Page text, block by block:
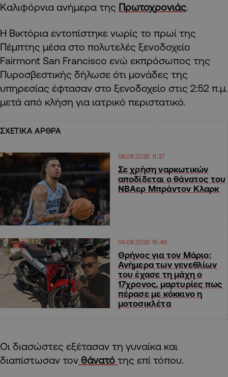
Καλιφόρνια ανήμερα της Πρωτοχρονιάς
Η Βικτόρια εντοπίστηκε νωρίς το πρωί της
Πέμπτης μέσα στο πολυτελές ξενοδοχείο
Fairmont San Francisco ενώ εκπρόσωπος της
Πυροσβεστικής δήλωσε ότι μονάδες της
υπηρεσίας έφτασαν στο ξενοδοχείο στις 2:52 π.μ.
μετά από κλήση για ιατρικό περιστατικό.
ΣΧΕΤΙΚΑ ΑΡΘΡΑ
08.08.2026 11:37
Σε χρήση ναρκωτικών
αποδίδεται ο θάνατος του
ΝΒΑερ Μπράντον Κλαρκ
04.08.2026 15:49
Θρήνος για τον Μάριο:
Ανήμερα των γενεθλίων
του έχασε τη μάχη ο
17χρονος, μαρτυρίες πως
πέρασε με κόκκινο η
μοτοσικλέτα
Οι διασώστες εξέτασαν τη γυναίκα και
διαπίστωσαν τον θάνατό της επί τόπου.